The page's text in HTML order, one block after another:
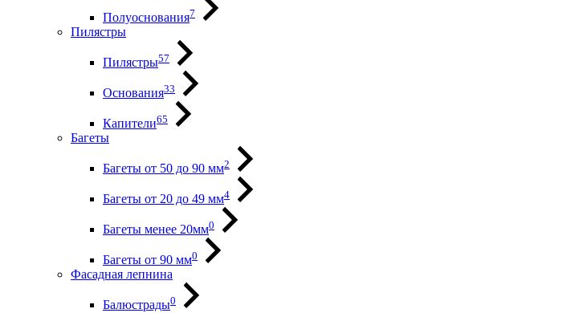
Полуоснования7
Пилястры
Пилястры57
Основания33
Капители65
Багеты
Багеты от 50 до 90 мм2
Багеты от 20 до 49 мм4
Багеты менее 20мм0
Багеты от 90 мм0
Фасадная лепнина
Балюстрады0